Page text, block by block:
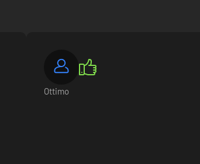
Ottimo